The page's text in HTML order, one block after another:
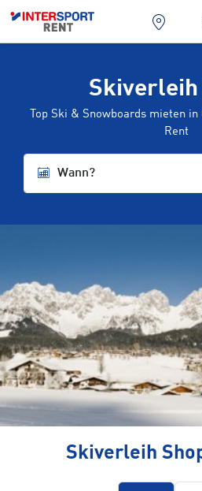
Skiverleih
Top Ski & Snowboards mieten in
Rent
Wann?
Skiverleih